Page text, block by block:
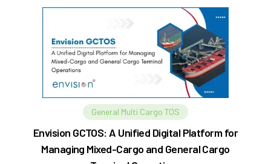
General Multi Cargo TOS
Envision GCTOS: A Unified Digital Platform for
Managing Mixed-Cargo and General Cargo